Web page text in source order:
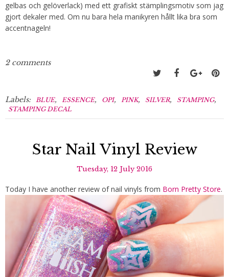
gelbas och gelöverlack) med ett grafiskt stämplingsmotiv som jag
gjort dekaler med. Om nu bara hela manikyren hållt lika bra som
accentnageln!
2 comments
Labels: BLUE, ESSENCE, OPI, PINK, SILVER, STAMPING,
STAMPING DECAL
Star Nail Vinyl Review
Tuesday, 12 July 2016
Today I have another review of nail vinyls from Born Pretty Store.